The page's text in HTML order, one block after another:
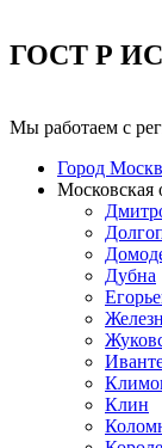
ГОСТ Р
Мы работаем с
Город
Московская
Дубна
Клин